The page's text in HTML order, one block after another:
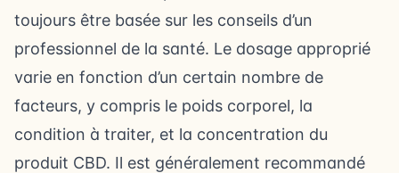
toujours être basée sur les conseils d’un
professionnel de la santé. Le dosage approprié
varie en fonction d’un certain nombre de
facteurs, y compris le poids corporel, la
condition à traiter, et la concentration du
produit CBD. Il est généralement recommandé